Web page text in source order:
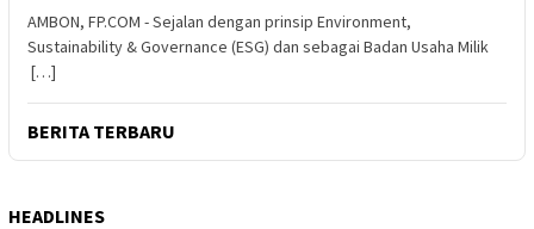
AMBON, FP.COM - Sejalan dengan prinsip Environment,
Sustainability & Governance (ESG) dan sebagai Badan Usaha Milik
[…]
BERITA TERBARU
HEADLINES